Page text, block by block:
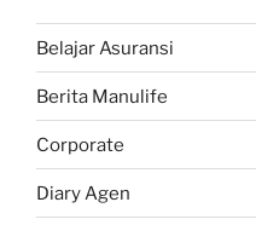
Belajar Asuransi
Berita Manulife
Corporate
Diary Agen